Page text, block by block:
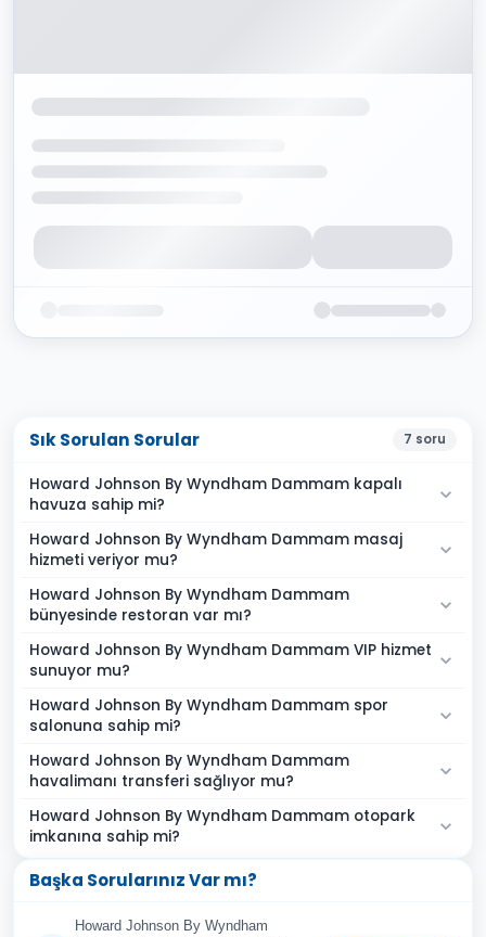
Sık Sorulan Sorular 7 soru
Howard Johnson By Wyndham Dammam kapalı
havuza sahip mi?
Howard Johnson By Wyndham Dammam masaj
hizmeti veriyor mu?
Howard Johnson By Wyndham Dammam
bünyesinde restoran var mı?
Howard Johnson By Wyndham Dammam VIP hizmet
sunuyor mu?
Howard Johnson By Wyndham Dammam spor
salonuna sahip mi?
Howard Johnson By Wyndham Dammam
havalimanı transferi sağlıyor mu?
Howard Johnson By Wyndham Dammam otopark
imkanına sahip mi?
Başka Sorularınız Var mı?
Howard Johnson By Wyndham